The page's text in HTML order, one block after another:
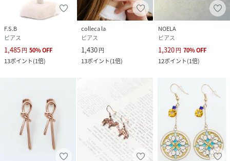
F.S.B
ピアス
1,485円 50%OFF
13ポイント(1倍)
colleca la
ピアス
1,430円
13ポイント(1倍)
NOELA
ピアス
1,320円 70%OFF
12ポイント(1倍)